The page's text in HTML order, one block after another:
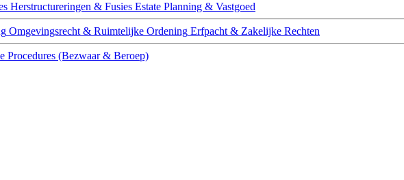
Herstructureringen & Fusies Estate Planning & Vastgoed
Omgevingsrecht & Ruimtelijke Ordening Erfpacht & Zakelijke Rechten
Procedures (Bezwaar & Beroep)